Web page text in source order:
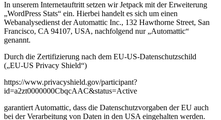
In unserem Internetauftritt setzen wir Jetpack mit der Erweiterung
„WordPress Stats“ ein. Hierbei handelt es sich um einen
Webanalysedienst der Automattic Inc., 132 Hawthorne Street, San
Francisco, CA 94107, USA, nachfolgend nur „Automattic“
genannt.
Durch die Zertifizierung nach dem EU-US-Datenschutzschild
(„EU-US Privacy Shield“)
https://www.privacyshield.gov/participant?
id=a2zt0000000CbqcAAC&status=Active
garantiert Automattic, dass die Datenschutzvorgaben der EU auch
bei der Verarbeitung von Daten in den USA eingehalten werden.